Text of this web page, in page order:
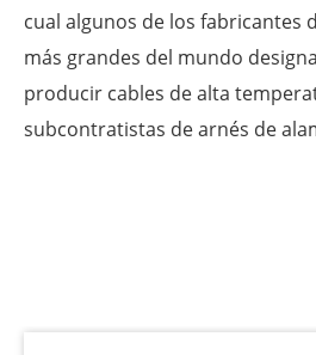
cual algunos de los fabricantes
más grandes del mundo
producir cables de alta
subcontratistas de arnés de